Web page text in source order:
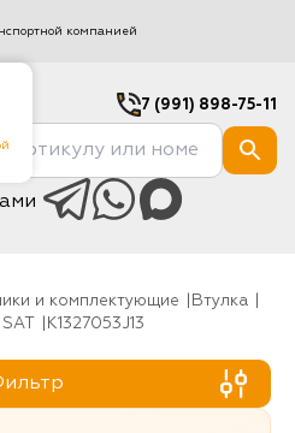
компанией
7 (991) 898-75-11
и комплектующие
Втулка
SAT K1327053J13